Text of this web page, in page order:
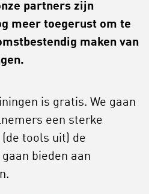
partners zijn
meer toegerust om te
maken van
is gratis. We gaan
een sterke
tools uit) de
bieden aan